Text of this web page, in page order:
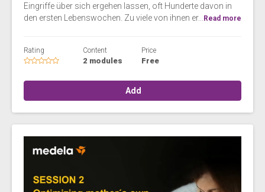
Eingriffe über sich ergehen lassen, oft Hunderte davon in
den ersten Lebenswochen. Zu viele von ihnen er... Read more
Rating Content
2 modules
Price
Free
Add